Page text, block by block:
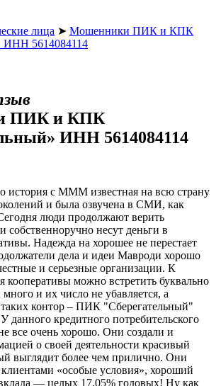
лица ➤ Мошенники ПИК и КПК
ИНН 5614084114
ПИК и КПК
ИНН 5614084114
история с МММ известная на всю страну
и была озвучена в СМИ, как
люди продолжают верить
несут деньги в
Надежда на хорошее не перестает
дела и идеи Мавроди хорошо
и серьезные организации. К
кооперативы можно встретить буквально
и их число не убавляется, а
контор – ПИК "Сберегательный"
данного кредитного потребительского
все очень хорошо. Они создали и
о своей деятельности красивый
выглядит более чем прилично. Они
«особые условия», хороший
— целых 17,05% годовых! Ну как